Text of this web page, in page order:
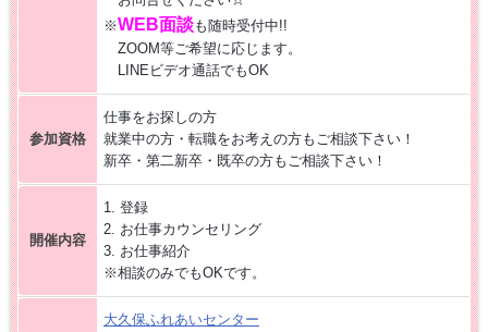
【お仕事相談会☆黒部市コラーレ】2026/8/7(金)PM
派遣から正社員をめざす 〜自分に合った職場を見つける新しい転職の
カタチ〜
【中新川エリア】近くdeWORK [HC7]
【お仕事相談会☆流通会館】2026/9/24(木) PM開催
※WEB面談も随時受付中!!
ZOOM等ご希望に応じます。
LINEビデオ通話でもOK
参加資格
仕事をお探しの方
就業中の方・転職をお考えの方もご相談下さい！
新卒・第二新卒・既卒の方もご相談下さい！
開催内容
1. 登録
2. お仕事カウンセリング
3. お仕事紹介
※相談のみでもOKです。
大久保ふれあいセンター